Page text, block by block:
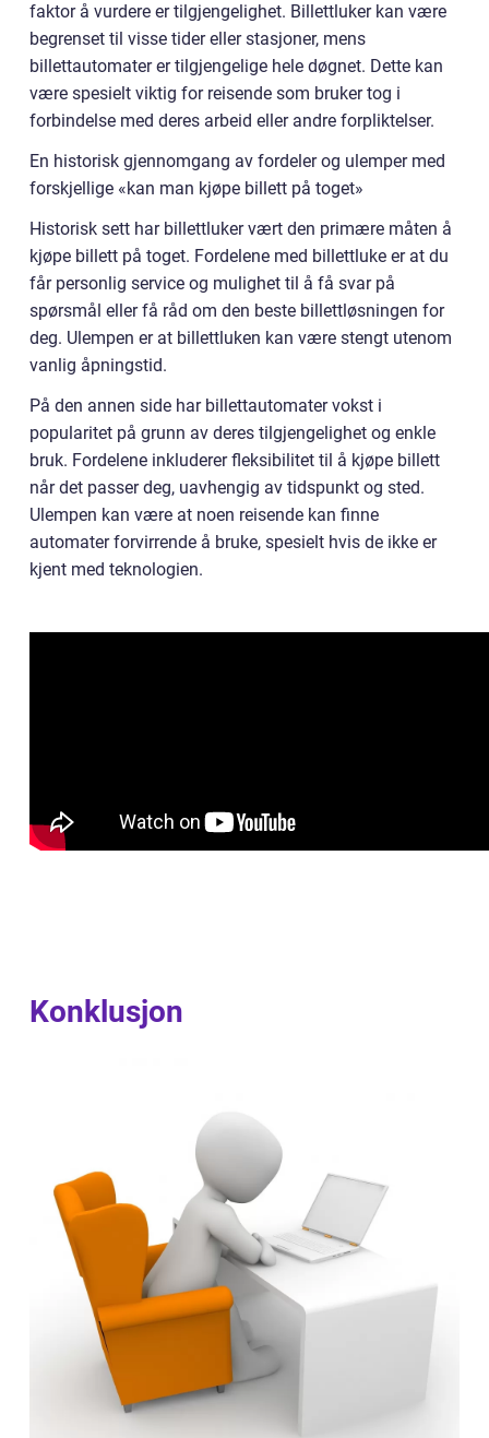
faktor å vurdere er tilgjengelighet. Billettluker kan være
begrenset til visse tider eller stasjoner, mens
billettautomater er tilgjengelige hele døgnet. Dette kan
være spesielt viktig for reisende som bruker tog i
forbindelse med deres arbeid eller andre forpliktelser.
En historisk gjennomgang av fordeler og ulemper med
forskjellige «kan man kjøpe billett på toget»
Historisk sett har billettluker vært den primære måten å
kjøpe billett på toget. Fordelene med billettluke er at du
får personlig service og mulighet til å få svar på
spørsmål eller få råd om den beste billettløsningen for
deg. Ulempen er at billettluken kan være stengt utenom
vanlig åpningstid.
På den annen side har billettautomater vokst i
popularitet på grunn av deres tilgjengelighet og enkle
bruk. Fordelene inkluderer fleksibilitet til å kjøpe billett
når det passer deg, uavhengig av tidspunkt og sted.
Ulempen kan være at noen reisende kan finne
automater forvirrende å bruke, spesielt hvis de ikke er
kjent med teknologien.
Konklusjon